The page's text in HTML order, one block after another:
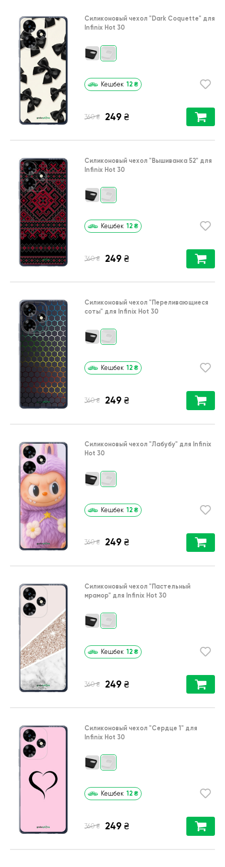
Силиконовый чехол "Dark Coquette" для
Infinix Hot 30
Кешбек 12 ₴
360 ₴ 249 ₴
Силиконовый чехол "Вышиванка 52" для
Infinix Hot 30
Кешбек 12 ₴
360 ₴ 249 ₴
Силиконовый чехол "Переливающиеся
соты" для Infinix Hot 30
Кешбек 12 ₴
360 ₴ 249 ₴
Силиконовый чехол "Лабубу" для Infinix
Hot 30
Кешбек 12 ₴
360 ₴ 249 ₴
Силиконовый чехол "Пастельный
мрамор" для Infinix Hot 30
Кешбек 12 ₴
360 ₴ 249 ₴
Силиконовый чехол "Сердце 1" для
Infinix Hot 30
Кешбек 12 ₴
360 ₴ 249 ₴